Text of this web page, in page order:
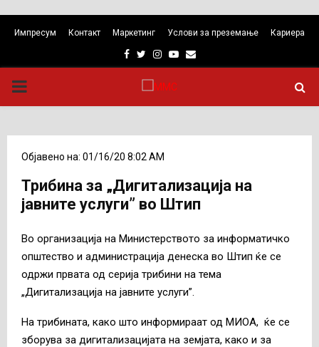
Импресум Контакт Маркетинг Услови за преземање Кариера
Facebook
TwitterInstagram
Youtube
Email
PRIMARY
Објавено на: 01/16/20 8:02 AM
Трибина за „Дигитализација на
јавните услуги” во Штип
Во организација на Министерството за информатичко
општество и администрација денеска во Штип ќе се
одржи првата од серија трибини на тема
„Дигитализација на јавните услуги”.
На трибината, како што информираат од МИОА, ќе се
зборува за дигитализацијата на земјата, како и за